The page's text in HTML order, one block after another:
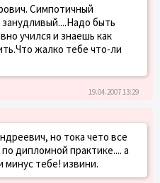
Симпотичный
быть
учился и знаешь как
жалко тебе что-ли
19.04.2007 13:29
но тока чето все
дипломной практике.... а
минус тебе! извини.